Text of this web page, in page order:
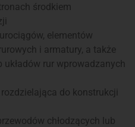
środkiem
elementów
i armatury, a także
rur wprowadzanych
do konstrukcji
chłodzących lub